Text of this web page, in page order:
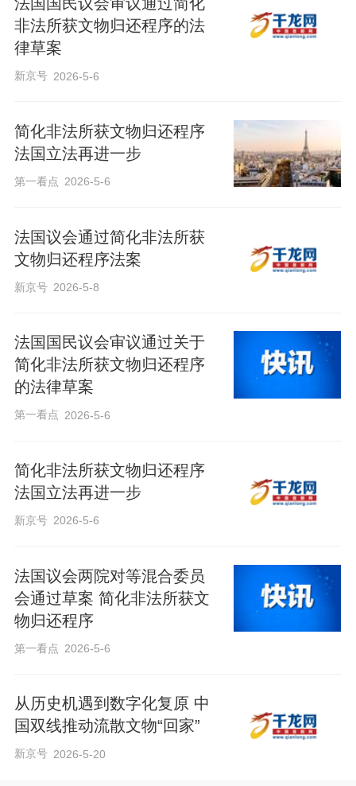
非法所获文物归还程序的法
律草案
新京号 2026-5-6
简化非法所获文物归还程序
法国立法再进一步
第一看点 2026-5-6
法国议会通过简化非法所获
文物归还程序法案
新京号 2026-5-8
法国国民议会审议通过关于
简化非法所获文物归还程序
的法律草案
第一看点 2026-5-6
简化非法所获文物归还程序
法国立法再进一步
新京号 2026-5-6
法国议会两院对等混合委员
会通过草案 简化非法所获文
物归还程序
第一看点 2026-5-6
从历史机遇到数字化复原 中
国双线推动流散文物“回家”
新京号 2026-5-20